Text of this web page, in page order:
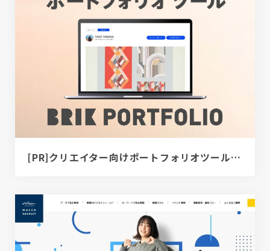
[PR]クリエイター向けポートフォリオツール｜BRIK PORTFOLIO